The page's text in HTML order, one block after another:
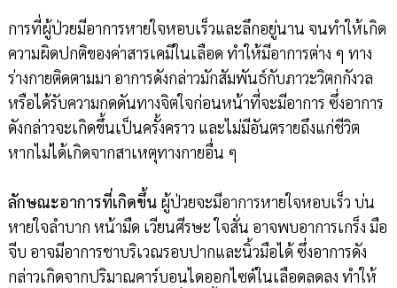
การที่ผู้ป่วยมีอาการหายใจหอบเร็วและลึกอยู่นาน จนทำให้เกิด
ความผิดปกติของค่าสารเคมีในเลือด ทำให้มีอาการต่าง ๆ ทาง
ร่างกายติดตามมา อาการดังกล่าวมักสัมพันธ์กับภาวะวิตกกังวล
หรือได้รับความกดดันทางจิตใจก่อนหน้าที่จะมีอาการ ซึ่งอาการ
ดังกล่าวจะเกิดขึ้นเป็นครั้งคราว และไม่มีอันตรายถึงแก่ชีวิต
หากไม่ได้เกิดจากสาเหตุทางกายอื่น ๆ
ลักษณะอาการที่เกิดขึ้นผู้ป่วยจะมีอาการหายใจหอบเร็ว บ่น
หายใจลำบาก หน้ามืด เวียนศีรษะ ใจสั่น อาจพบอาการเกร็ง มือ
จีบ อาจมีอาการชาบริเวณรอบปากและนิ้วมือได้ ซึ่งอาการดัง
กล่าวเกิดจากปริมาณคาร์บอนไดออกไซด์ในเลือดลดลง ทำให้